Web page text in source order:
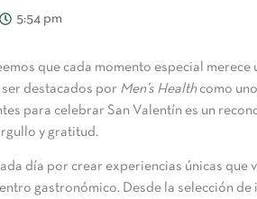
5:54 pm
que cada momento especial merece
destacados por Men’s Healthcomo
para celebrar San Valentín es un
y gratitud.
día por crear experiencias únicas que
gastronómico. Desde la selección de